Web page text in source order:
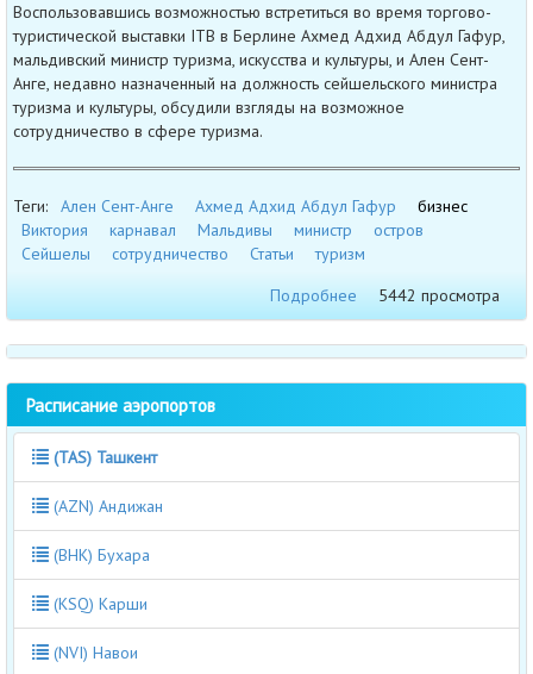
Воспользовавшись возможностью встретиться во время торгово-
туристической выставки ITB в Берлине Ахмед Адхид Абдул Гафур,
мальдивский министр туризма, искусства и культуры, и Ален Сент-
Анге, недавно назначенный на должность сейшельского министра
туризма и культуры, обсудили взгляды на возможное
сотрудничество в сфере туризма.
Теги: Ален Сент-Анге Ахмед Адхид Абдул Гафур
бизнес
Виктория
карнавал Мальдивы министр
остров
Сейшелы
сотрудничество Статьи
туризм
Подробнее
5442 просмотра
Расписание аэропортов
(TAS) Ташкент
(AZN) Андижан
(BHK) Бухара
(KSQ) Карши
(NVI) Навои